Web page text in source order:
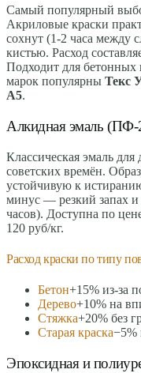
Самый популярный
Акриловые краски
сохнут (1-2 часа между
кистью. Расход
Подходит для бетонных
марок популярны Текс
A5.
Алкидная эмаль (ПФ-
Классическая эмаль
советских времён.
устойчивую к
минус — резкий запах и
часов). Доступна по
120 руб/кг.
Расход краски по типу
Бетон+15% из-за
Дерево+10% на
Стяжка+20% без
Старая краска−5%
Эпоксидная и